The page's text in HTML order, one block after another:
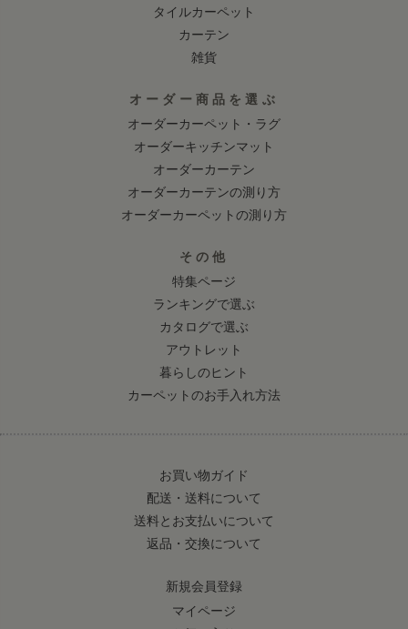
タイルカーペット
カーテン
雑貨
オーダー商品を選ぶ
オーダーカーペット・ラグ
オーダーキッチンマット
オーダーカーテン
オーダーカーテンの測り方
オーダーカーペットの測り方
その他
特集ページ
ランキングで選ぶ
カタログで選ぶ
アウトレット
暮らしのヒント
カーペットのお手入れ方法
お買い物ガイド
配送・送料について
送料とお支払いについて
返品・交換について
新規会員登録
マイページ